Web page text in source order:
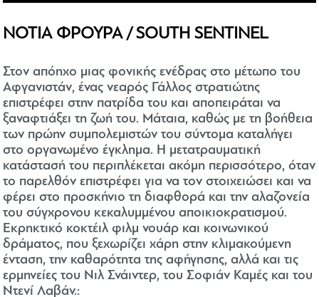
ΝΟΤΙΑ ΦΡΟΥΡΑ / SOUTH SENTINEL
Στον απόηχο μιας φονικής ενέδρας στο μέτωπο του
Αφγανιστάν, ένας νεαρός Γάλλος στρατιώτης
επιστρέφει στην πατρίδα του και αποπειράται να
ξαναφτιάξει τη ζωή του. Μάταια, καθώς με τη βοήθεια
των πρώην συμπολεμιστών του σύντομα καταλήγει
στο οργανωμένο έγκλημα. Η μετατραυματική
κατάστασή του περιπλέκεται ακόμη περισσότερο, όταν
το παρελθόν επιστρέφει για να τον στοιχειώσει και να
φέρει στο προσκήνιο τη διαφθορά και την αλαζονεία
του σύγχρονου κεκαλυμμένου αποικιοκρατισμού.
Εκρηκτικό κοκτέιλ φιλμ νουάρ και κοινωνικού
δράματος, που ξεχωρίζει χάρη στην κλιμακούμενη
ένταση, την καθαρότητα της αφήγησης, αλλά και τις
ερμηνείες του Νιλ Σνάιντερ, του Σοφιάν Καμές και του
Ντενί Λαβάν.: